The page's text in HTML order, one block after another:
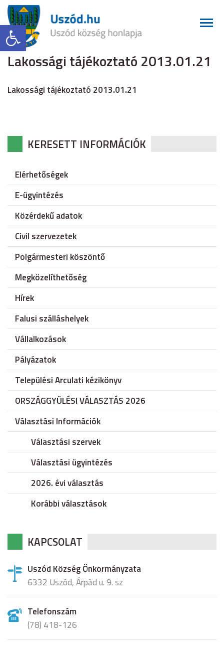
Eszköztár megnyitása
Lakossági tájékoztató 2013.01.21
Lakossági tájékoztató 2013.01.21
KERESETT INFORMÁCIÓK
Elérhetőségek
E-ügyintézés
Közérdekű adatok
Civil szervezetek
Polgármesteri köszöntő
Megközelíthetőség
Hírek
Falusi szálláshelyek
Vállalkozások
Pályázatok
Települési Arculati kézikönyv
ORSZÁGGYÜLÉSI VÁLASZTÁS 2026
Választási Információk
Választási szervek
Választási ügyintézés
2026. évi választás
Korábbi választások
KAPCSOLAT
Uszód Község Önkormányzata
6332 Uszód, Árpád u. 9. sz
Telefonszám
(78) 418-126